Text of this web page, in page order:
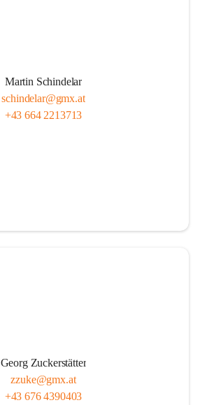
Martin Schindelar
schindelar@gmx.at
+43 664 2213713
Georg Zuckerstätter
zzuke@gmx.at
+43 676 4390403